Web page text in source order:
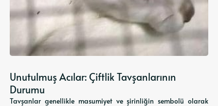
Unutulmuş Acılar: Çiftlik Tavşanlarının
Durumu
Tavşanlar genellikle masumiyet ve şirinliğin sembolü olarak